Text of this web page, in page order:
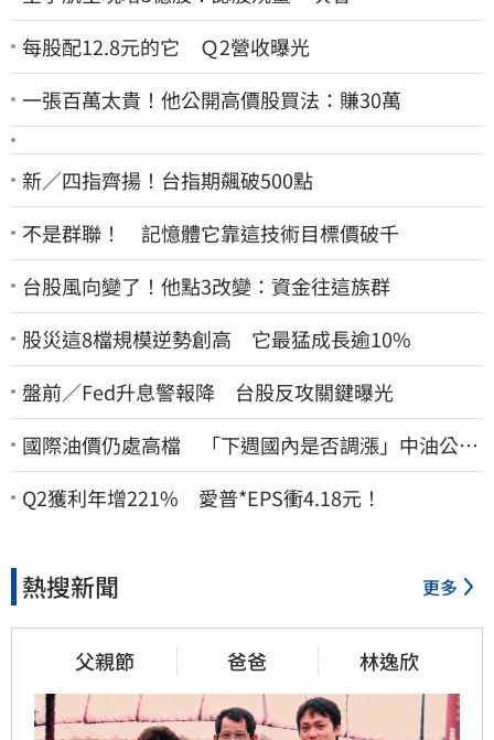
每股配12.8元的它 Ｑ2營收曝光
一張百萬太貴！他公開高價股買法：賺30萬
新／四指齊揚！台指期飆破500點
不是群聯！ 記憶體它靠這技術目標價破千
台股風向變了！他點3改變：資金往這族群
股災這8檔規模逆勢創高 它最猛成長逾10%
盤前／Fed升息警報降 台股反攻關鍵曝光
國際油價仍處高檔 「下週國內是否調漲」中油公布
了
Q2獲利年增221% 愛普*EPS衝4.18元！
熱搜新聞 更多
父親節 爸爸 林逸欣